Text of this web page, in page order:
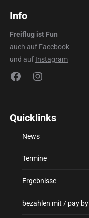
Info
Freiflug ist Fun
auch auf Facebook
und auf Instagram
FacebookInstagram
Quicklinks
News
Termine
Ergebnisse
bezahlen mit / pay by